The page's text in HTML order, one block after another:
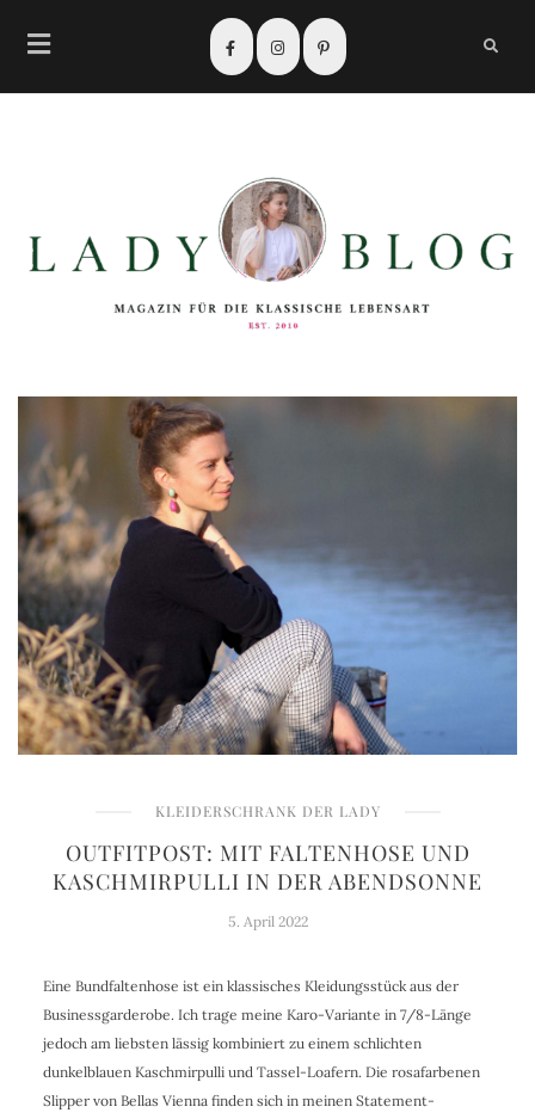
KLEIDERSCHRANK DER LADY
OUTFITPOST: MIT FALTENHOSE UND
KASCHMIRPULLI IN DER ABENDSONNE
5. April 2022
Eine Bundfaltenhose ist ein klassisches Kleidungsstück aus der
Businessgarderobe. Ich trage meine Karo-Variante in 7/8-Länge
jedoch am liebsten lässig kombiniert zu einem schlichten
dunkelblauen Kaschmirpulli und Tassel-Loafern. Die rosafarbenen
Slipper von Bellas Vienna finden sich in meinen Statement-